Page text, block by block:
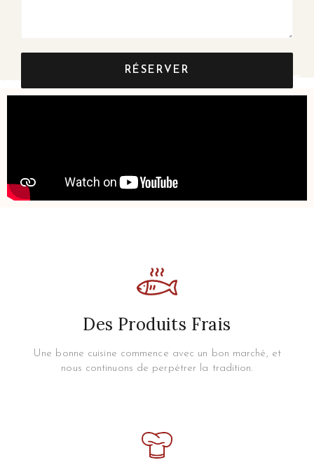
RÉSERVER
Des Produits Frais
Une bonne cuisine commence avec un bon marché, et
nous continuons de perpétrer la tradition.